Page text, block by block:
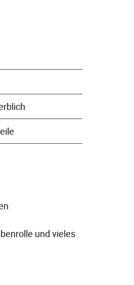
und vieles